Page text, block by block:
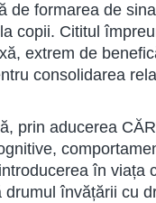
de formarea de
copii. Cititul
extrem de
consolidarea
prin aducerea
în viața
învățării cu